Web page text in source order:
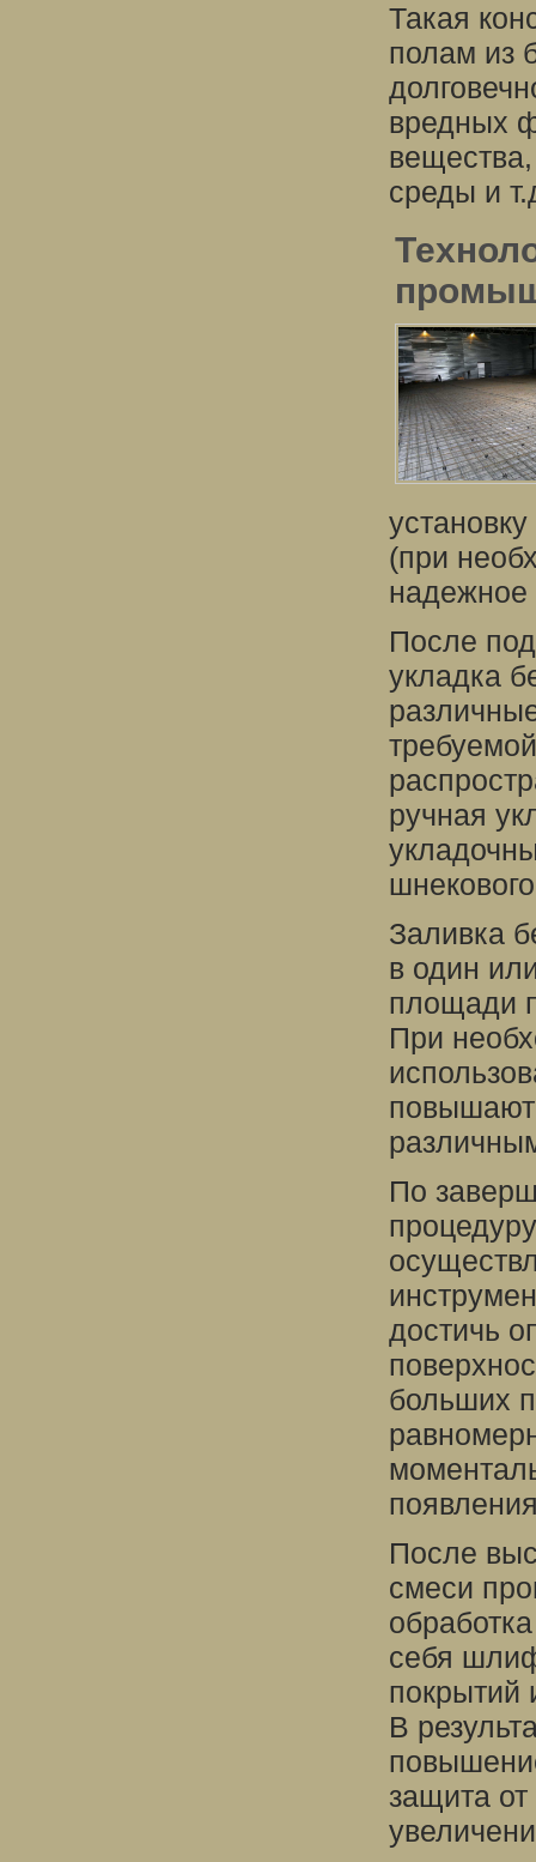
Такая
полам из
вредных
среды и
(при
надежное
После
укладка
ручная
Заливка
в один
площади
При
повышают
По
достичь
больших
После
смеси
себя
покрытий
В
защита